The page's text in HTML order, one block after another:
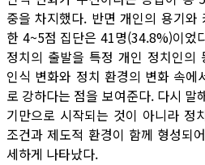
중을 차지했다. 반면 개인의 용기와
한 4~5점 집단은 41명(34.8%)이었
정치의 출발을 특정 개인 정치인의
인식 변화와 정치 환경의 변화 속에
로 강하다는 점을 보여준다. 다시 말
기만으로 시작되는 것이 아니라 정
조건과 제도적 환경이 함께 형성되
세하게 나타났다.